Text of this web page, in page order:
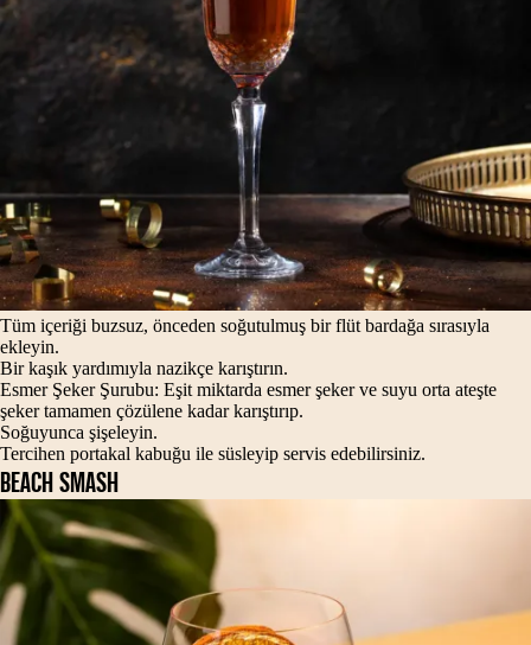
Tüm içeriği buzsuz, önceden soğutulmuş bir flüt bardağa sırasıyla
ekleyin.
Bir kaşık yardımıyla nazikçe karıştırın.
Esmer Şeker Şurubu: Eşit miktarda esmer şeker ve suyu orta ateşte
şeker tamamen çözülene kadar karıştırıp.
Soğuyunca şişeleyin.
Tercihen portakal kabuğu ile süsleyip servis edebilirsiniz.
BEACH SMASH